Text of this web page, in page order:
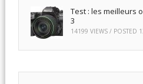
Test : les meilleurs
3
14199 VIEWS / POSTED